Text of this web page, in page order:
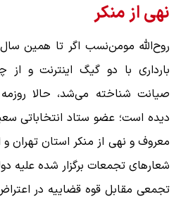
نهی از منکر
روح‌الله مومن‌نسب اگر تا همین سال
بارداری با دو گیگ اینترنت و
صیانت شناخته می‌شد، حالا روزمه
دیده است؛ عضو ستاد انتخاباتی
معروف و نهی از منکر استان تهران
تجمعی مقابل قوه قضاییه در